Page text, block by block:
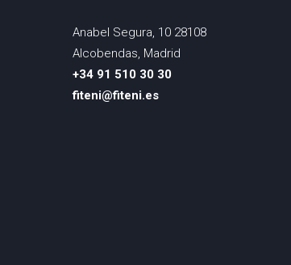
Anabel Segura, 10 28108
Alcobendas, Madrid
+34 91 510 30 30
fiteni@fiteni.es